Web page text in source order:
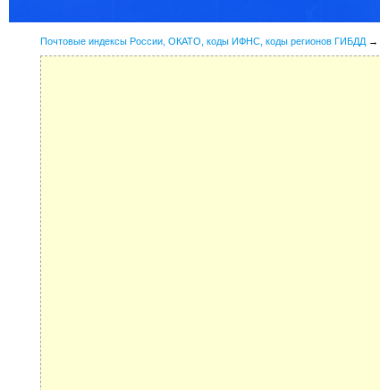
Почтовые индексы России, ОКАТО, коды ИФНС, коды регионов ГИБДД →